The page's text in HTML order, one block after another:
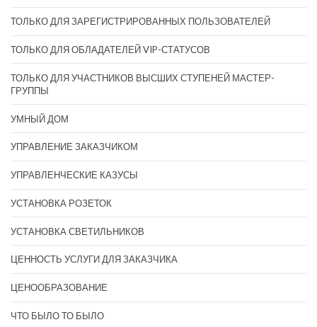
ТОЛЬКО ДЛЯ ЗАРЕГИСТРИРОВАННЫХ ПОЛЬЗОВАТЕЛЕЙ
ТОЛЬКО ДЛЯ ОБЛАДАТЕЛЕЙ VIP-СТАТУСОВ
ТОЛЬКО ДЛЯ УЧАСТНИКОВ ВЫСШИХ СТУПЕНЕЙ МАСТЕР-
ГРУППЫ
УМНЫЙ ДОМ
УПРАВЛЕНИЕ ЗАКАЗЧИКОМ
УПРАВЛЕНЧЕСКИЕ КАЗУСЫ
УСТАНОВКА РОЗЕТОК
УСТАНОВКА СВЕТИЛЬНИКОВ
ЦЕННОСТЬ УСЛУГИ ДЛЯ ЗАКАЗЧИКА
ЦЕНООБРАЗОВАНИЕ
ЧТО БЫЛО ТО БЫЛО